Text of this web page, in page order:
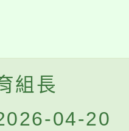
組長
04-20